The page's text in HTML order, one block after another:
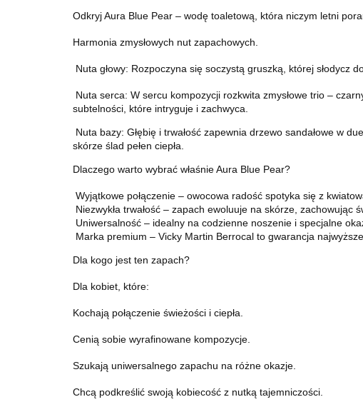
Odkryj Aura Blue Pear – wodę toaletową, która niczym letni
Harmonia zmysłowych nut zapachowych.
Nuta głowy: Rozpoczyna się soczystą gruszką, której słodycz
Nuta serca: W sercu kompozycji rozkwita zmysłowe trio –
subtelności, które intryguje i zachwyca.
Nuta bazy: Głębię i trwałość zapewnia drzewo sandałowe w
skórze ślad pełen ciepła.
Dlaczego warto wybrać właśnie Aura Blue Pear?
Wyjątkowe połączenie – owocowa radość spotyka się z
Niezwykła trwałość – zapach ewoluuje na skórze, zachowując
Uniwersalność – idealny na codzienne noszenie i specjalne
Marka premium – Vicky Martin Berrocal to gwarancja
Dla kogo jest ten zapach?
Dla kobiet, które:
Kochają połączenie świeżości i ciepła.
Cenią sobie wyrafinowane kompozycje.
Szukają uniwersalnego zapachu na różne okazje.
Chcą podkreślić swoją kobiecość z nutką tajemniczości.